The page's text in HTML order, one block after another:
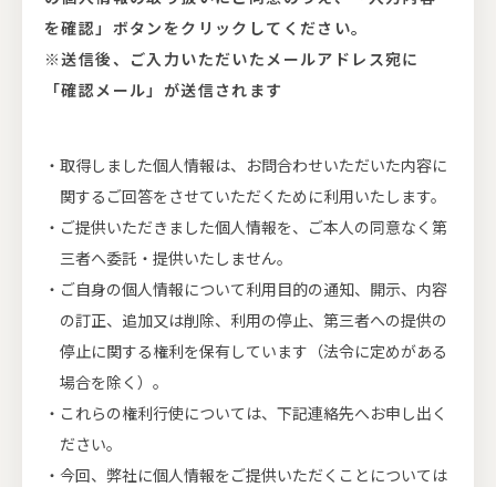
を確認」ボタンをクリックしてください。
※送信後、ご入力いただいたメールアドレス宛に
「確認メール」が送信されます
取得しました個人情報は、お問合わせいただいた内容に
関するご回答をさせていただくために利用いたします。
ご提供いただきました個人情報を、ご本人の同意なく第
三者へ委託・提供いたしません。
ご自身の個人情報について利用目的の通知、開示、内容
の訂正、追加又は削除、利用の停止、第三者への提供の
停止に関する権利を保有しています（法令に定めがある
場合を除く）。
これらの権利行使については、下記連絡先へお申し出く
ださい。
今回、弊社に個人情報をご提供いただくことについては